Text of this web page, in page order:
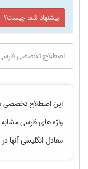
پیشنهاد شما چیست؟
این اصطلاح تخصصی
واژه های فارسی
معادل انگلیسی آنها